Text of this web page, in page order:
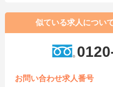
似ている求人につい
お問い合わせ求人番号